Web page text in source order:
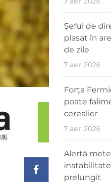
Șeful de
plasat în
de zile
7 авг 2026
Forța
poate
cerealier
7 авг 2026
Alertă
prelungit